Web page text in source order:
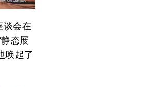
谈会在
态展
唤起了